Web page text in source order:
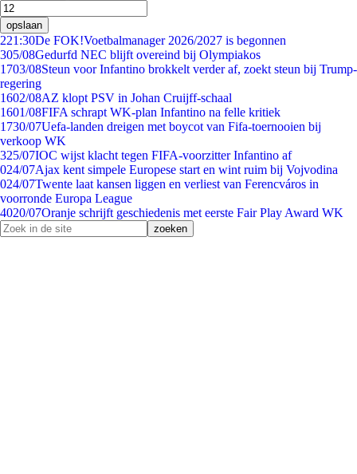
opslaan
221:30De FOK!Voetbalmanager 2026/2027 is begonnen
305/08Gedurfd NEC blijft overeind bij Olympiakos
1703/08Steun voor Infantino brokkelt verder af, zoekt steun bij Trump-
regering
1602/08AZ klopt PSV in Johan Cruijff-schaal
1601/08FIFA schrapt WK-plan Infantino na felle kritiek
1730/07Uefa-landen dreigen met boycot van Fifa-toernooien bij
verkoop WK
325/07IOC wijst klacht tegen FIFA-voorzitter Infantino af
024/07Ajax kent simpele Europese start en wint ruim bij Vojvodina
024/07Twente laat kansen liggen en verliest van Ferencváros in
voorronde Europa League
4020/07Oranje schrijft geschiedenis met eerste Fair Play Award WK